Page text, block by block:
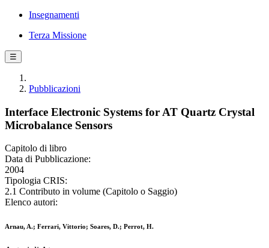
Insegnamenti
Terza Missione
☰
Pubblicazioni
Interface Electronic Systems for AT Quartz Crystal
Microbalance Sensors
Capitolo di libro
Data di Pubblicazione:
2004
Tipologia CRIS:
2.1 Contributo in volume (Capitolo o Saggio)
Elenco autori:
Arnau, A.; Ferrari, Vittorio; Soares, D.; Perrot, H.